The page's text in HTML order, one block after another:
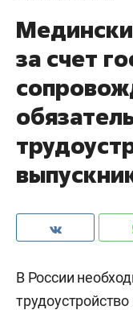
за счет
В России